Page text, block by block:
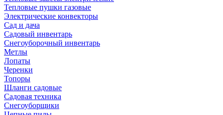
Тепловые пушки газовые
Электрические конвекторы
Сад и дача
Садовый инвентарь
Снегоуборочный инвентарь
Метлы
Лопаты
Черенки
Топоры
Шланги садовые
Садовая техника
Снегоуборщики